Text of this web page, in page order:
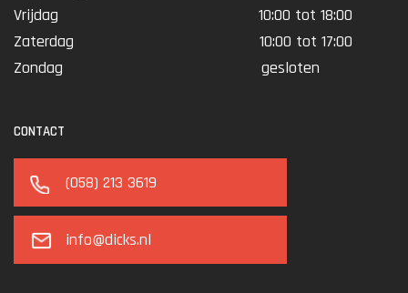
Vrijdag
10:00 tot 18:00
Zaterdag
10:00 tot 17:00
Zondag
gesloten
CONTACT
(058) 213 3619
info@dicks.nl